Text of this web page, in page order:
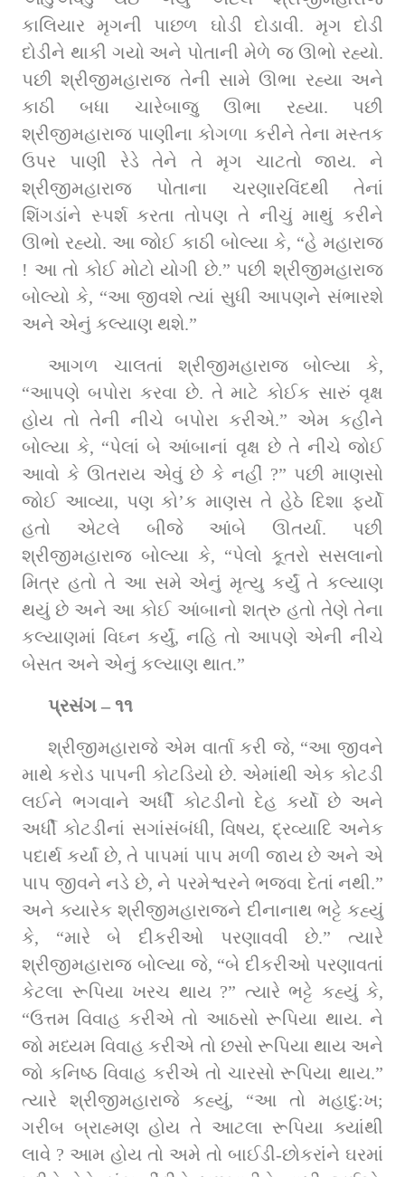
કાલિયાર મૃગની પાછળ ઘોડી દોડાવી. મૃગ દોડી
દોડીને થાકી ગયો અને પોતાની મેળે જ ઊભો રહ્યો.
પછી શ્રીજીમહારાજ તેની સામે ઊભા રહ્યા અને
કાઠી બધા ચારેબાજુ ઊભા રહ્યા. પછી
શ્રીજીમહારાજ પાણીના કોગળા કરીને તેના મસ્‍તક
ઉપર પાણી રેડે તેને તે મૃગ ચાટતો જાય. ને
શ્રીજીમહારાજ પોતાના ચરણા‍ર‍‍‍‍વિંદથી તેનાં
શિંગડાંને સ્પર્શ કરતા તોપણ તે નીચું માથું કરીને
ઊભો રહ્યો. આ જોઈ કાઠી બોલ્‍યા કે, “હે મહારાજ
! આ તો કોઈ મોટો યોગી છે.” પછી શ્રીજીમહારાજ
બોલ્‍યો કે, “આ જીવશે ત્‍યાં સુધી આપણને સંભારશે
અને એનું કલ્‍યાણ થશે.”
આગળ ચાલતાં શ્રીજીમહારાજ બોલ્‍યા કે,
“આપણે બપોરા કરવા છે. તે માટે કોઈક સારું વૃક્ષ
હોય તો તેની નીચે બપોરા કરીએ.” એમ કહીને
બોલ્‍યા કે, “પેલાં બે આંબાનાં વૃક્ષ છે તે નીચે જોઈ
આવો કે ઊતરાય એવું છે કે નહીં ?” પછી માણસો
જોઈ આવ્યા, પણ કો’ક માણસ તે હેઠે દિશા ફર્યો
હતો એટલે બીજે આંબે ઊતર્યા. પછી
શ્રીજીમહારાજ બોલ્‍યા કે, “પેલો કૂતરો સસલાનો
મિત્ર હતો તે આ સમે એનું મૃત્‍યુ કર્યું તે કલ્‍યાણ
થયું છે અને આ કોઈ આંબાનો શત્રુ હતો તેણે તેના
કલ્‍યાણમાં વિઘ્ન કર્યું, નહિ તો આપણે એની નીચે
બેસત અને એનું કલ્‍યાણ થાત.”
પ્રસંગ – ૧૧
શ્રીજીમહારાજે એમ વાર્તા કરી જે, “આ જીવને
માથે કરોડ પાપની કોટડિયો છે. એમાંથી એક કોટડી
લઈને ભગવાને અર્ધી કોટડીનો દેહ કર્યો છે અને
અર્ધી કોટડીનાં સગાંસંબંધી, વિષય, દ્રવ્યાદિ અનેક
પદાર્થ કર્યાં છે, તે પાપમાં પાપ મળી જાય છે અને એ
પાપ જીવને નડે છે, ને પરમેશ્વરને ભજવા દેતાં નથી.”
અને ક્યારેક શ્રીજીમહારાજને દીનાનાથ ભટ્ટે કહ્યું
કે, “મારે બે દીકરીઓ પરણાવવી છે.” ત્‍યારે
શ્રીજીમહારાજ બોલ્‍યા જે, “બે દીકરીઓ પરણાવતાં
કેટલા રૂપિયા ખરચ થાય ?” ત્‍યારે ભટ્ટે કહ્યું કે,
“ઉત્તમ વિવાહ કરીએ તો આઠસો રૂપિયા થાય. ને
જો મધ્‍યમ વિવાહ કરીએ તો છસો રૂપિયા થાય અને
જો કનિષ્‍ઠ વિવાહ કરીએ તો ચારસો રૂપિયા થાય.”
ત્‍યારે શ્રીજીમહારાજે કહ્યું, “આ તો મહાદુ:ખ;
ગરીબ બ્રાહ્મણ હોય તે આટલા રૂપિયા ક્યાંથી
લાવે ? આમ હોય તો અમે તો બાઈડી-છોકરાંને ઘરમાં